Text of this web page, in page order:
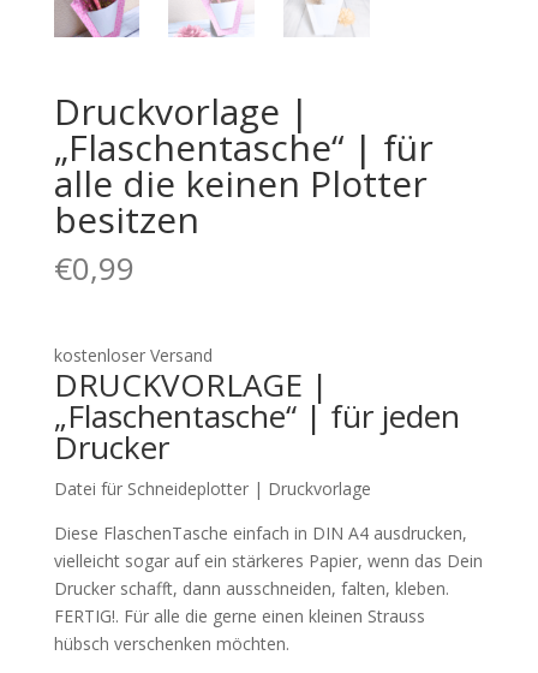
Druckvorlage |
„Flaschentasche“ | für
alle die keinen Plotter
besitzen
€0,99
kostenloser Versand
DRUCKVORLAGE |
„Flaschentasche“ | für jeden
Drucker
Datei für Schneideplotter | Druckvorlage
Diese FlaschenTasche einfach in DIN A4 ausdrucken,
vielleicht sogar auf ein stärkeres Papier, wenn das Dein
Drucker schafft, dann ausschneiden, falten, kleben.
FERTIG!. Für alle die gerne einen kleinen Strauss
hübsch verschenken möchten.